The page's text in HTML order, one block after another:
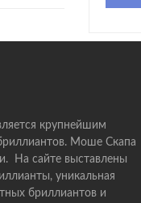
крупнейшим
Моше Скапа
На сайте выставлены
уникальная
бриллиантов и